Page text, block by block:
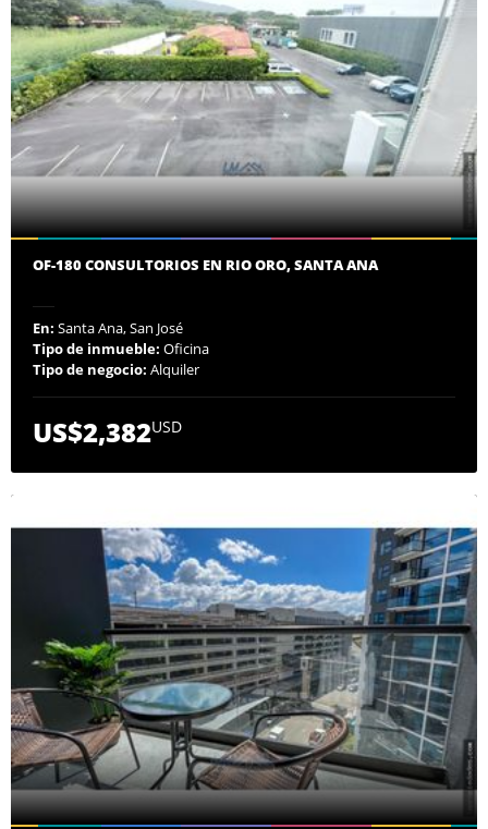
OF-180 CONSULTORIOS EN RIO ORO, SANTA ANA
En: Santa Ana, San José
Tipo de inmueble: Oficina
Tipo de negocio: Alquiler
US$2,382USD